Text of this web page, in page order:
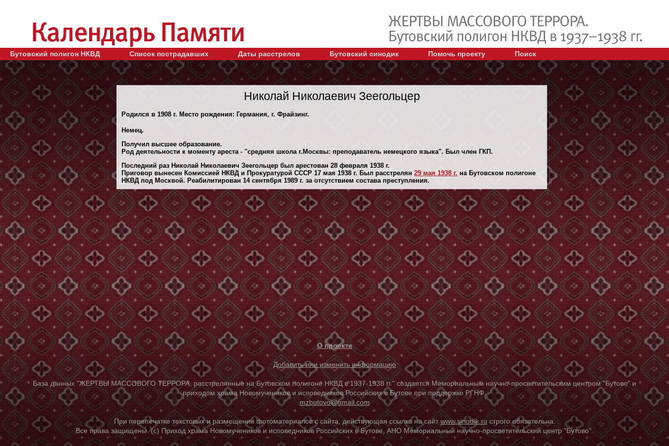
Бутовский полигон НКВД Список пострадавших Даты расстрелов Бутовский синодик Помочь проекту Поиск
Николай Николаевич Зеегольцер
Родился в 1908 г. Место рождения: Германия, г. Фрайзинг.
Немец.
Получил высшее образование.
Род деятельности к моменту ареста - "средняя школа г.Москвы: преподаватель немецкого языка". Был член ГКП.
Последний раз Николай Николаевич Зеегольцер был арестован 28 февраля 1938 г.
Приговор вынесен Комиссией НКВД и Прокуратурой СССР 17 мая 1938 г. Был расстрелян 29 мая 1938 г. на Бутовском полигоне
НКВД под Москвой. Реабилитирован 14 сентября 1989 г. за отсутствием состава преступления.
О проекте
Добавить или изменить информацию
База данных "ЖЕРТВЫ МАССОВОГО ТЕРРОРА, расстрелянные на Бутовском полигоне НКВД в 1937-1938 гг." создается Мемориальным научно-просветительским центром "Бутово" и
приходом храма Новомучеников и исповедников Российских в Бутове при поддержке РГНФ.
mzbutovo@gmail.com
При перепечатке текстовых и размещении фотоматериалов с сайта, действующая ссылка на сайтwww.sinodik.ru строго обязательна.
Все права защищены. (с) Приход храма Новомучеников и исповедников Российских в Бутове, АНО Мемориальный научно-просветительский центр "Бутово".